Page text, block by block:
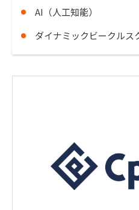
AI（人工知能）
ダイナミックビークルス